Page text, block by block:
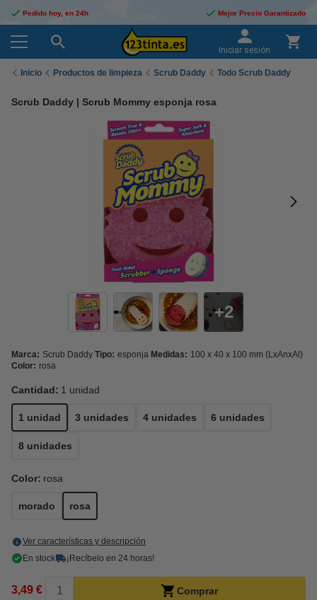
Pedido hoy, en 24h Mejor Precio Garantizado
Iniciar sesión
Inicio Productos de limpieza Scrub Daddy Todo Scrub Daddy
Scrub Daddy | Scrub Mommy esponja rosa
2
Marca: Scrub Daddy Tipo: esponja Medidas: 100 x 40 x 100 mm (LxAnxAl)
Color: rosa
Cantidad: 1 unidad
1 unidad 3 unidades 4 unidades 6 unidades
8 unidades
Color: rosa
morado rosa
Ver características y descripción
En stock
¡Recíbelo en 24 horas!
3,49 € Comprar